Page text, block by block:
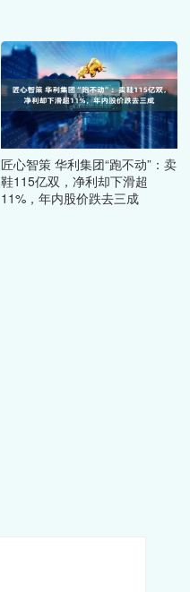
匠心智策 华利集团“跑不动”：卖
鞋115亿双，净利却下滑超
11%，年内股价跌去三成